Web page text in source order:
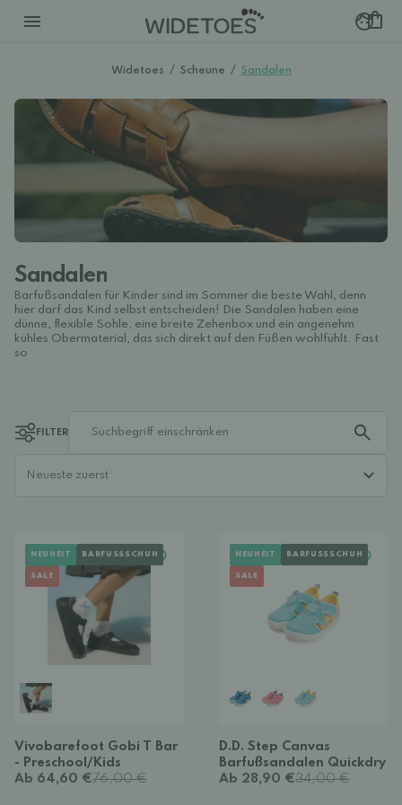
Widetoes / Scheune / Sandalen
Sandalen
Barfußsandalen für Kinder sind im Sommer die beste Wahl, denn
hier darf das Kind selbst entscheiden! Die Sandalen haben eine
dünne, flexible Sohle, eine breite Zehenbox und ein angenehm
kühles Obermaterial, das sich direkt auf den Füßen wohlfühlt. Fast
so
FILTER
NEUHEIT BARFUSSSCHUH
SALE
Vivobarefoot Gobi T Bar
- Preschool/Kids
Ab 64,60 €76,00 €
NEUHEIT BARFUSSSCHUH
SALE
D.D. Step Canvas
Barfußsandalen Quickdry
Ab 28,90 €34,00 €